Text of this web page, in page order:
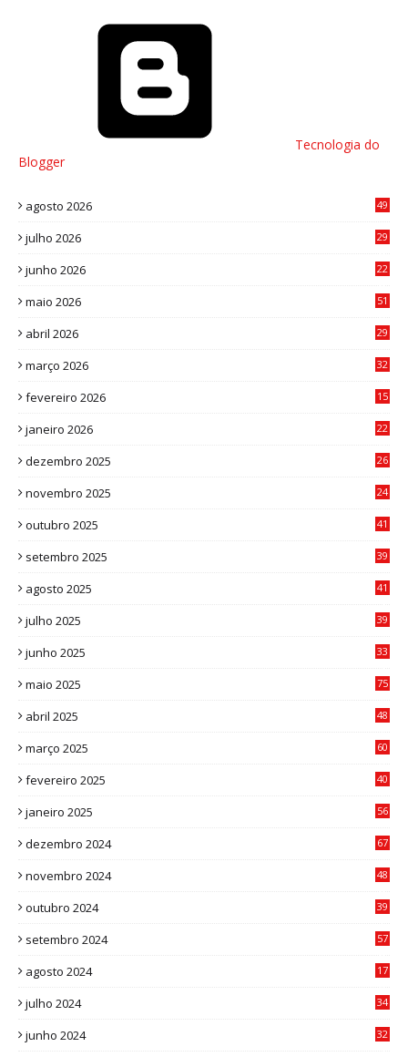
Tecnologia do
Blogger
agosto 2026 49
julho 2026
29
junho 2026
22
maio 2026
51
abril 2026
29
março 2026
32
fevereiro 2026
15
janeiro 2026
22
dezembro 2025
26
novembro 2025
24
outubro 2025
41
setembro 2025
39
agosto 2025
41
julho 2025
39
junho 2025
33
maio 2025 75
abril 2025
48
março 2025
60
fevereiro 2025
40
janeiro 2025
56
dezembro 2024
67
novembro 2024
48
outubro 2024
39
setembro 2024
57
agosto 2024
17
julho 2024
34
junho 2024
32